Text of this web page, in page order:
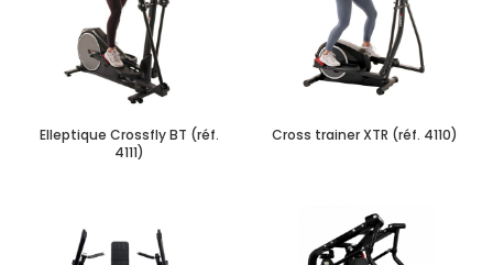
Elleptique Crossfly BT (réf.
4111)
Cross trainer XTR (réf. 4110)